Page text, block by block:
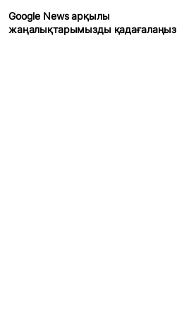
Google News арқылы
жаңалықтарымызды қадағалаңыз